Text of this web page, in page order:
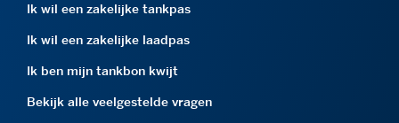
Ik wil een zakelijke tankpas
Ik wil een zakelijke laadpas
Ik ben mijn tankbon kwijt
Bekijk alle veelgestelde vragen